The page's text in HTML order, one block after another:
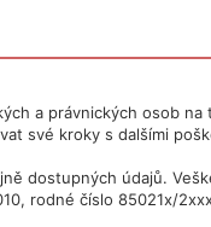
a právnických osob
své kroky s dalšími
dostupných údajů.
rodné číslo 85021x/